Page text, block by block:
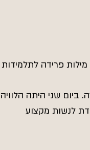
פרידה לתלמידות
שני היתה הלוויה
לנשות מקצוע